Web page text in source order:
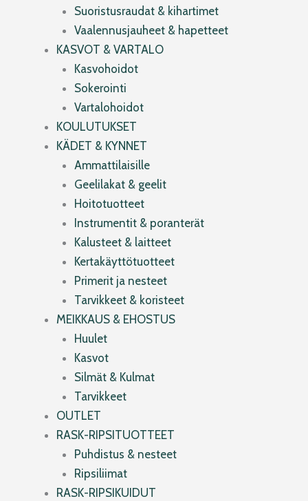
Suoristusraudat & kihartimet
Vaalennusjauheet & hapetteet
KASVOT & VARTALO
Kasvohoidot
Sokerointi
Vartalohoidot
KOULUTUKSET
KÄDET & KYNNET
Ammattilaisille
Geelilakat & geelit
Hoitotuotteet
Instrumentit & poranterät
Kalusteet & laitteet
Kertakäyttötuotteet
Primerit ja nesteet
Tarvikkeet & koristeet
MEIKKAUS & EHOSTUS
Huulet
Kasvot
Silmät & Kulmat
Tarvikkeet
OUTLET
RASK-RIPSITUOTTEET
Puhdistus & nesteet
Ripsiliimat
RASK-RIPSIKUIDUT